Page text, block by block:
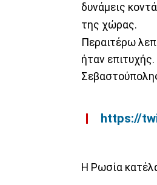
δυνάμεις
της χώρας.
Περαιτέρω
ήταν
https://
Η Ρωσία